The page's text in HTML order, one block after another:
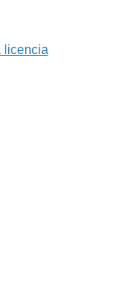
licencia